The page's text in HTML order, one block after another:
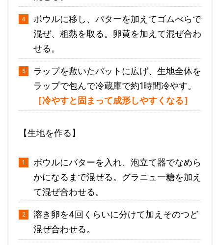
ボウルに移し、バターを加えてゴムべらで
混ぜ、粗熱を取る。卵黄を加えて混ぜ合わ
せる。
ラップを敷いたバットに広げ、生地全体を
ラップで包んで冷蔵庫で約1時間冷やす。
［冷やすと固まって成形しやすくなる］
【生地を作る】
ボウルにバターを入れ、泡立て器でなめら
かになるまで混ぜる。グラニュ一糖を加え
て混ぜ合わせる。
溶き卵を4回くらいに分けて加えそのつど
混ぜ合わせる。